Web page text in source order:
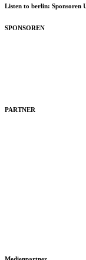
Listen to berlin: Sponsoren
SPONSOREN
PARTNER